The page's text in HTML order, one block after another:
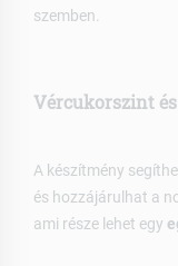
szemben.
Vércukorszint
A készítmény
és hozzájárulhat a
ami része lehet egy